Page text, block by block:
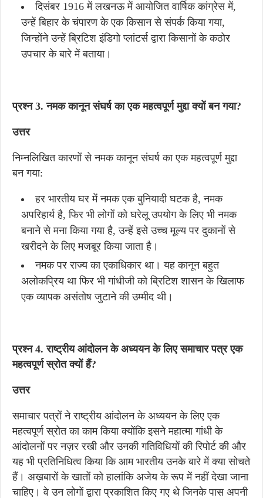
दिसंबर 1916 में लखनऊ में आयोजित वार्षिक कांग्रेस में,
उन्हें बिहार के चंपारण के एक किसान से संपर्क किया गया,
जिन्होंने उन्हें ब्रिटिश इंडिगो प्लांटर्स द्वारा किसानों के कठोर
उपचार के बारे में बताया।
प्रश्न 3. नमक कानून संघर्ष का एक महत्वपूर्ण मुद्दा क्यों बन गया?
उत्तर
निम्नलिखित कारणों से नमक कानून संघर्ष का एक महत्वपूर्ण मुद्दा
बन गया:
हर भारतीय घर में नमक एक बुनियादी घटक है, नमक
अपरिहार्य है, फिर भी लोगों को घरेलू उपयोग के लिए भी नमक
बनाने से मना किया गया है, उन्हें इसे उच्च मूल्य पर दुकानों से
खरीदने के लिए मजबूर किया जाता है।
नमक पर राज्य का एकाधिकार था। यह कानून बहुत
अलोकप्रिय था फिर भी गांधीजी को ब्रिटिश शासन के खिलाफ
एक व्यापक असंतोष जुटाने की उम्मीद थी।
प्रश्न 4. राष्ट्रीय आंदोलन के अध्ययन के लिए समाचार पत्र एक
महत्वपूर्ण स्रोत क्यों हैं?
उत्तर
समाचार पत्रों ने राष्ट्रीय आंदोलन के अध्ययन के लिए एक
महत्वपूर्ण स्रोत का काम किया क्योंकि इसने महात्मा गांधी के
आंदोलनों पर नज़र रखी और उनकी गतिविधियों की रिपोर्ट की और
यह भी प्रतिनिधित्व किया कि आम भारतीय उनके बारे में क्या सोचते
हैं। अख़बारों के खातों को हालांकि अजेय के रूप में नहीं देखा जाना
चाहिए। वे उन लोगों द्वारा प्रकाशित किए गए थे जिनके पास अपनी